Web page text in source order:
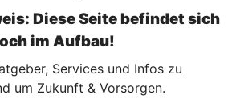
Diese Seite befindet sich
im Aufbau!
Services und Infos zu
um Zukunft & Vorsorgen.